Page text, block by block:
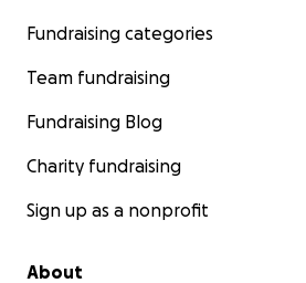
Fundraising categories
Team fundraising
Fundraising Blog
Charity fundraising
Sign up as a nonprofit
About